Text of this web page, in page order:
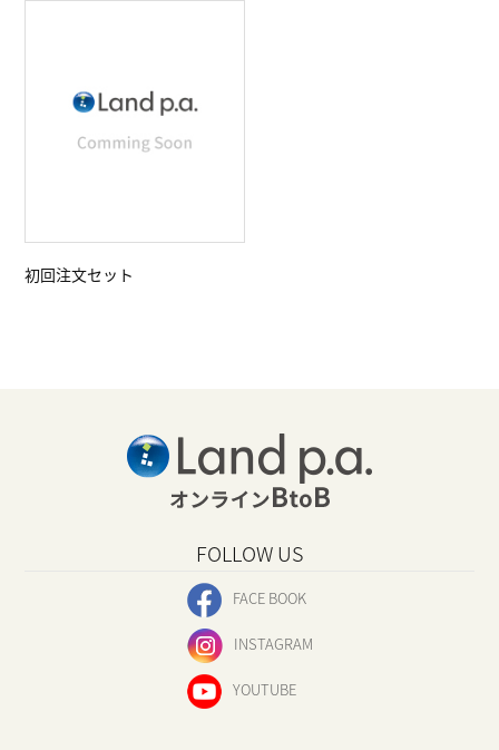
初回注文セット
FOLLOW US
FACE BOOK
INSTAGRAM
YOUTUBE